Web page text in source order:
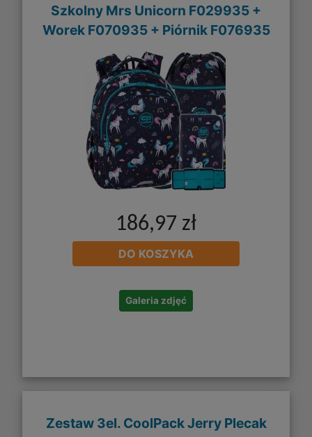
Szkolny Mrs Unicorn F029935 +
Worek F070935 + Piórnik F076935
186,97 zł
DO KOSZYKA
Galeria zdjęć
Zestaw 3el. CoolPack Jerry Plecak